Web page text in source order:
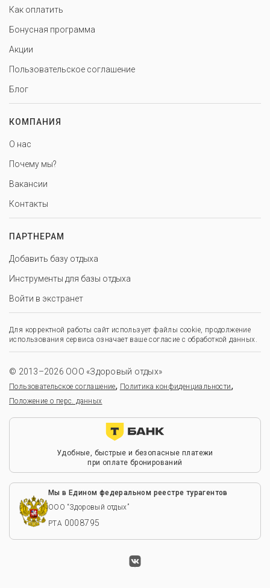
Как оплатить
Бонусная программа
Акции
Пользовательское соглашение
Блог
КОМПАНИЯ
О нас
Почему мы?
Вакансии
Контакты
ПАРТНЕРАМ
Добавить базу отдыха
Инструменты для базы отдыха
Войти в экстранет
Для корректной работы сайт использует файлы cookie, продолжение
использования сервиса означает ваше согласие с обработкой данных.
© 2013–2026 ООО «Здоровый отдых»
Пользовательское соглашение, Политика конфиденциальности,
Положение о перс. данных
Удобные, быстрые и безопасные платежи
при оплате бронирований
Мы в Едином федеральном реестре турагентов
ООО “Здоровый отдых”
РТА 0008795